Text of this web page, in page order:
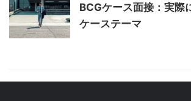
BCGケース面接：実際
ケーステーマ